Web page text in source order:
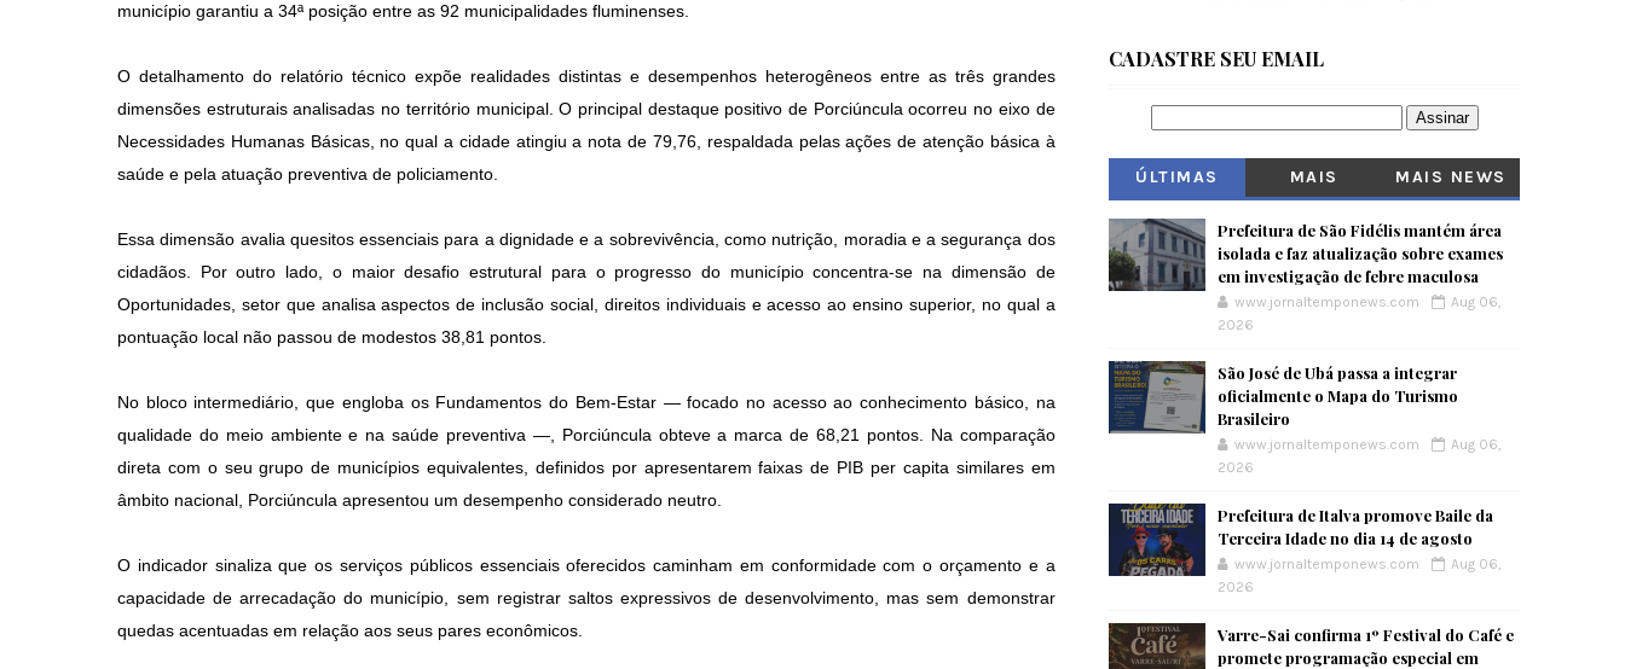
município garantiu a 34ª posição entre as 92 municipalidades fluminenses.
O detalhamento do relatório técnico expõe realidades distintas e desempenhos heterogêneos entre as três grandes
dimensões estruturais analisadas no território municipal. O principal destaque positivo de Porciúncula ocorreu no eixo de
Necessidades Humanas Básicas, no qual a cidade atingiu a nota de 79,76, respaldada pelas ações de atenção básica à
saúde e pela atuação preventiva de policiamento.
Essa dimensão avalia quesitos essenciais para a dignidade e a sobrevivência, como nutrição, moradia e a segurança dos
cidadãos. Por outro lado, o maior desafio estrutural para o progresso do município concentra-se na dimensão de
Oportunidades, setor que analisa aspectos de inclusão social, direitos individuais e acesso ao ensino superior, no qual a
pontuação local não passou de modestos 38,81 pontos.
No bloco intermediário, que engloba os Fundamentos do Bem-Estar — focado no acesso ao conhecimento básico, na
qualidade do meio ambiente e na saúde preventiva —, Porciúncula obteve a marca de 68,21 pontos. Na comparação
direta com o seu grupo de municípios equivalentes, definidos por apresentarem faixas de PIB per capita similares em
âmbito nacional, Porciúncula apresentou um desempenho considerado neutro.
O indicador sinaliza que os serviços públicos essenciais oferecidos caminham em conformidade com o orçamento e a
capacidade de arrecadação do município, sem registrar saltos expressivos de desenvolvimento, mas sem demonstrar
quedas acentuadas em relação aos seus pares econômicos.
CADASTRE SEU EMAIL
ÚLTIMAS
MAIS
MAIS NEWS
Prefeitura de São Fidélis mantém área
isolada e faz atualização sobre exames
em investigação de febre maculosa
www.jornaltemponews.com
Aug 06,
2026
São José de Ubá passa a integrar
oficialmente o Mapa do Turismo
Brasileiro
www.jornaltemponews.com
Aug 06,
2026
Prefeitura de Italva promove Baile da
Terceira Idade no dia 14 de agosto
www.jornaltemponews.com
Aug 06,
2026
Varre-Sai confirma 1º Festival do Café e
promete programação especial em